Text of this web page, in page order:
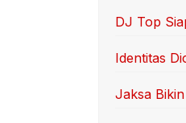
DJ Top
Identitas
Jaksa